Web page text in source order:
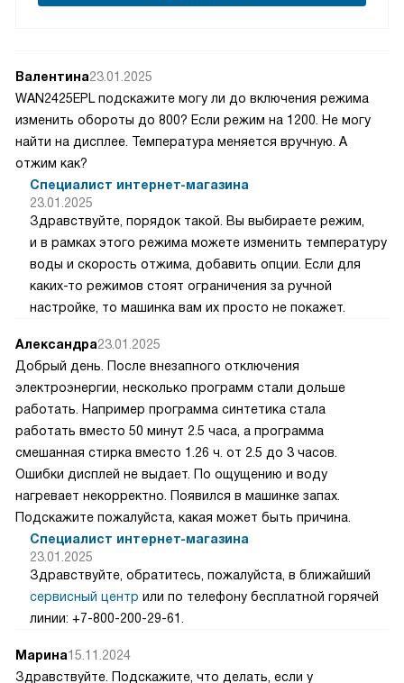
Валентина23.01.2025
WAN2425EPL подскажите могу ли до включения режима
изменить обороты до 800? Если режим на 1200. Не могу
найти на дисплее. Температура меняется вручную. А
отжим как?
Специалист интернет-магазина
23.01.2025
Здравствуйте, порядок такой. Вы выбираете режим,
и в рамках этого режима можете изменить температуру
воды и скорость отжима, добавить опции. Если для
каких-то режимов стоят ограничения за ручной
настройке, то машинка вам их просто не покажет.
Александра23.01.2025
Добрый день. После внезапного отключения
электроэнергии, несколько программ стали дольше
работать. Например программа синтетика стала
работать вместо 50 минут 2.5 часа, а программа
смешанная стирка вместо 1.26 ч. от 2.5 до 3 часов.
Ошибки дисплей не выдает. По ощущению и воду
нагревает некорректно. Появился в машинке запах.
Подскажите пожалуйста, какая может быть причина.
Специалист интернет-магазина
23.01.2025
Здравствуйте, обратитесь, пожалуйста, в ближайший
сервисный центр или по телефону бесплатной горячей
линии: +7-800-200-29-61.
Марина15.11.2024
Здравствуйте. Подскажите, что делать, если у